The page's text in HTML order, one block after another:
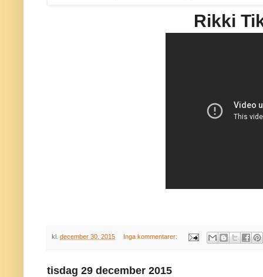
Rikki
kl. december 30, 2015 Inga kommentarer:
tisdag 29 december 2015